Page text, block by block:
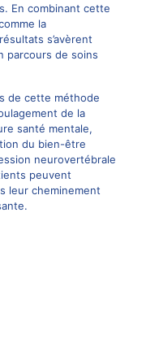
En combinant cette
la
s’avèrent
parcours de soins
de cette méthode
de la
santé mentale,
du bien-être
neurovertébrale
peuvent
leur cheminement